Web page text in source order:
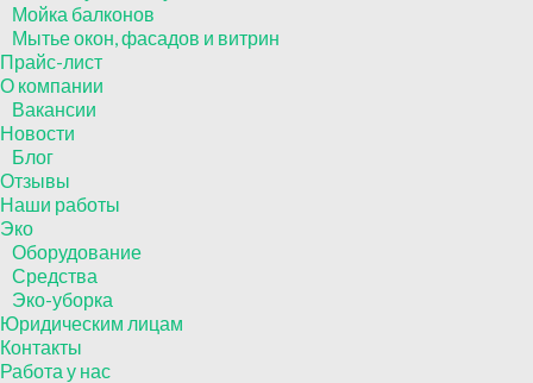
Мойка балконов
Мытье окон, фасадов и витрин
Прайс-лист
О компании
Вакансии
Новости
Блог
Отзывы
Наши работы
Эко
Оборудование
Средства
Эко-уборка
Юридическим лицам
Контакты
Работа у нас